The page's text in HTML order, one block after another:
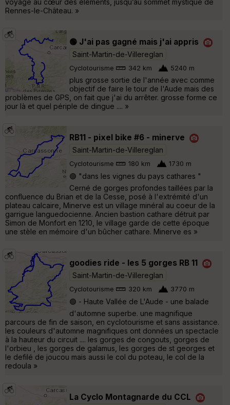
voyage au cœur des éléments, jusqu’au sommet mystique de
Rennes-le-Château. »
🟢 J'ai pas gagné mais j'ai appris
Saint-Martin-de-Villereglan
Cyclotourisme 342 km 5240 m
plus grosse sortie de l'année avec comme
objectif de faire le tour de l'Aude mais des
problèmes de GPS, on fait que j'ai du arrêter. grosse forme ce
jour là et quel périple de dingue .... »
RB11 - pixel bike #6 - minerve
Saint-Martin-de-Villereglan
Cyclotourisme 180 km 1730 m
🟢 "dans les vignes du pays cathares "
Cerné de gorges profondes taillées par la
confluence du Brian et de la Cesse, posé à l'extrémité d'un
plateau calcaire, Minerve est un village minéral au coeur de la
garrigue languedocienne. Ancien bastion cathare détruit par
Simon de Monfort en 1210, le village garde de cette époque
une stèle en mémoire d'un bûcher cathare. Minerve es »
goodies ride - les 5 gorges RB 11
Saint-Martin-de-Villereglan
Cyclotourisme 320 km 3770 m
🟢 - Haute Vallée de L'Aude - une balade
d'automne superbe. une magnifique
parcours de fin de saison, en cyclotourisme et sans assistance.
les couleurs d'automne magnifiques ont données un spectacle
à la hauteur du circuit .... les gorges de congouts, gorges de
l'orbieu , les gorges de galamus, les gorges de st georges et
le defilé de joucou mais aussi le col du poteau, le col de la
redoula »
La Cyclo Montagnarde du CCL